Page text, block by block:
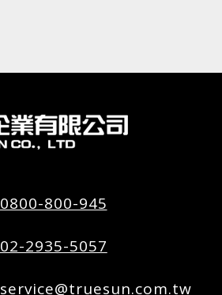
0800-800-945
02-2935-5057
service@truesun.com.tw